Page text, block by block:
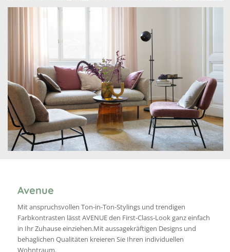
Avenue
Mit anspruchsvollen Ton-in-Ton-Stylings und trendigen
Farbkontrasten lässt AVENUE den First-Class-Look ganz einfach
in Ihr Zuhause einziehen.Mit aussagekräftigen Designs und
behaglichen Qualitäten kreieren Sie Ihren individuellen
Wohntraum.